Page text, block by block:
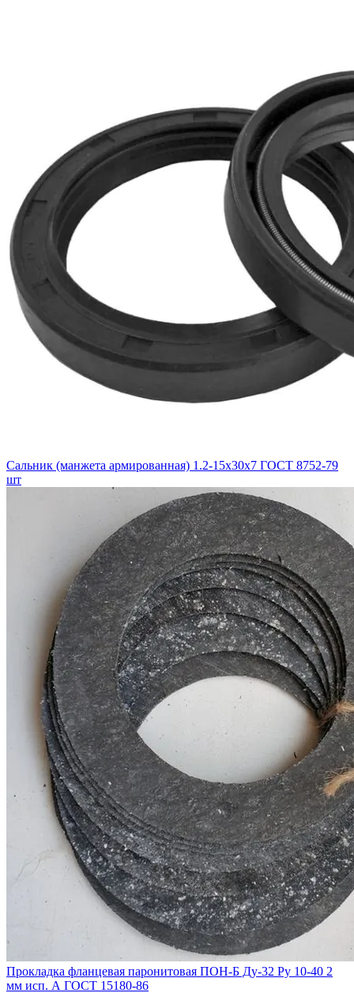
Сальник (манжета армированная) 1.2-15х30х7 ГОСТ 8752-79
шт
Прокладка фланцевая паронитовая ПОН-Б Ду-32 Ру 10-40 2
мм исп. А ГОСТ 15180-86